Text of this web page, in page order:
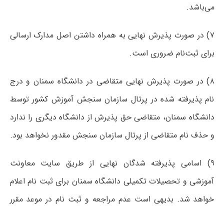
می‌باشد.
۷) در صورت پذیرش نهایی به همراه داشتن اصل مدارک ارسالی
برای ثبت‌نام ضروری است.
۸) در صورت پذیرش نهایی متقاضی در دانشگاه سمنان و درج
نام پذیرفته شده در پرتال سازمان سنجش آموزش کشور توسط
دانشگاه سمنان، متقاضی حق پذیرش از دانشگاه دیگری را ندارد
و حذف نام متقاضی از پرتال سازمان سنجش مقدور نخواهد بود.
۹) اسامی پذیرفته شدگان نهایی از طریق سایت معاونت
آموزشی و تحصیلات تکمیلی دانشگاه سمنان برای ثبت نام اعلام
خواهد شد. بدیهی است عدم مراجعه و ثبت نام در موعد مقرر